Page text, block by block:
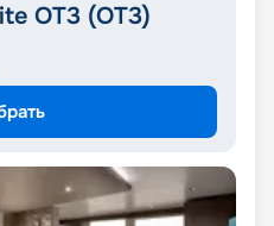
OT3 (OT3)